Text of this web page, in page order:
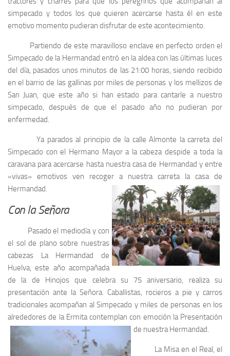
simpecado y todos los que quieren acercarse hasta él en este
emotivo momento pudieran disfrutar de este acontecimiento.
Partiendo de este maravilloso enclave en perfecto orden el
Simpecado de la Hermandad entró en la aldea con las últimas luces
del día, pasados unos minutos de las 21:00 horas, siendo recibido
en el barrio de las gallinas por miles de personas y los mellizos de
San Juan, que este año si han estado para cantarle a nuestro
simpecado, después de que el pasado año no pudieran por
enfermedad.
Ya parados al principio de la calle Almonte la carreta del
Simpecado con el Hermano Mayor a la cabeza despide a toda la
caravana para acercarse hasta nuestra casa de Hermandad y entre
«vivas» emotivos ven recoger a nuestra carreta la casa de
Hermandad.
Con la Señora
Pasado el mediodía y con
el sol de plano sobre nuestras
cabezas La Hermandad de
Huelva, este año acompañada
de la de Hinojos que celebra su 75 aniversario, realiza su
presentación ante la Señora. Caballistas, rocieros a pie y carros
tradicionales acompañan al Simpecado y miles de personas en los
alrededores de la Ermita contemplan con emoción la Presentación
de nuestra Hermandad.
La Misa en el Real, el